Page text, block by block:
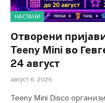
НАСТАНИ
Отворени
Teeny Mini во
24 август
август 6, 2026
Teeny Mini Disco